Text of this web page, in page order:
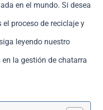
en el mundo. Si desea
el proceso de reciclaje y
leyendo nuestro
la gestión de chatarra